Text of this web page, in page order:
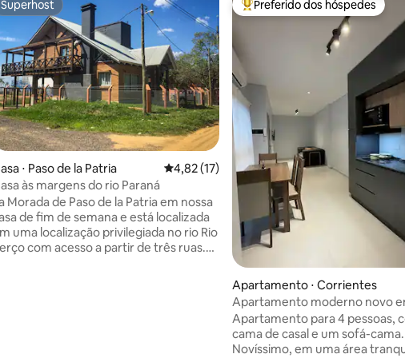
média de 5, 15 avaliações
Superhost
Superhost
⋅ Paso de la Patria 4,82 de uma avaliação média de 5, 17
4,82 (17)
às margens do rio Paraná
Morada de Paso de la Patria em nossa
de fim de semana e está localizada
uma localização privilegiada no rio Rio
com acesso a partir de três ruas.
Entre os melhores preferidos
Preferido dos hóspedes
Apartamento ⋅ Corrientes
Apartamento moderno novo
Bolívar Apartments 2B
Apartamento para 4 pessoas,
cama de casal e um sofá-cama.
Novíssimo, em uma área